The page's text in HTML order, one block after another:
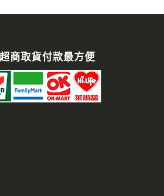
商取貨付款最方便